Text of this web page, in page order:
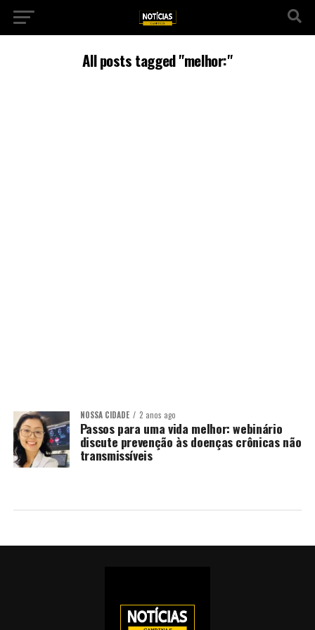
All posts tagged "melhor:"
NOSSA CIDADE 2 anos ago
Passos para uma vida melhor: webinário
discute prevenção às doenças crônicas não
transmissíveis